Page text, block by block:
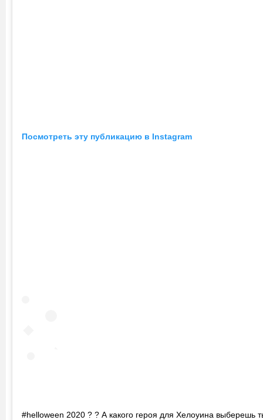
Посмотреть эту публикацию в Instagram
#helloween 2020 ? ? А какого героя для Хелоуина выберешь